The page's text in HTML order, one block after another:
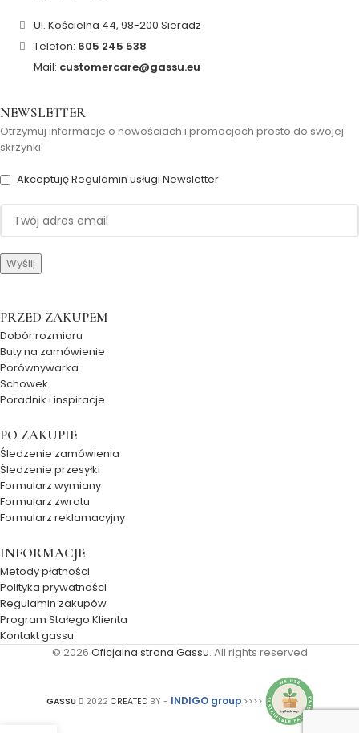
Ul. Kościelna 44, 98-200 Sieradz
Telefon: 605 245 538
Mail: customercare@gassu.eu
NEWSLETTER
Otrzymuj informacje o nowościach i promocjach prosto do swojej
skrzynki
Akceptuję Regulamin usługi Newsletter
PRZED ZAKUPEM
Dobór rozmiaru
Buty na zamówienie
Porównywarka
Schowek
Poradnik i inspiracje
PO ZAKUPIE
Śledzenie zamówienia
Śledzenie przesyłki
Formularz wymiany
Formularz zwrotu
Formularz reklamacyjny
INFORMACJE
Metody płatności
Polityka prywatności
Regulamin zakupów
Program Stałego Klienta
Kontakt gassu
© 2026 Oficjalna strona Gassu. All rights reserved
GASSU 2022 CREATED BY - INDIGO group >>>>